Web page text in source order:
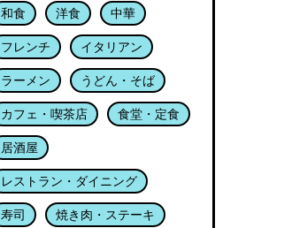
和食 洋食 中華
フレンチ イタリアン
ラーメン うどん・そば
カフェ・喫茶店 食堂・定食
居酒屋
レストラン・ダイニング
寿司 焼き肉・ステーキ